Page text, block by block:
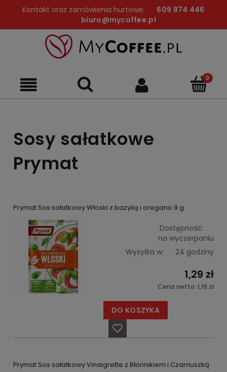
Kontakt oraz zamówienia hurtowe:
609 874 446
biuro@mycoffee.pl
Sosy sałatkowe
Prymat
Prymat Sos sałatkowy Włoski z bazylią i oregano 9 g
Dostępność:
na wyczerpaniu
Wysyłka w:
24 godziny
1,29 zł
Cena netto: 1,19 zł
DO KOSZYKA
Prymat Sos sałatkowy Vinaigrette z Błonnikiem i Czarnuszką